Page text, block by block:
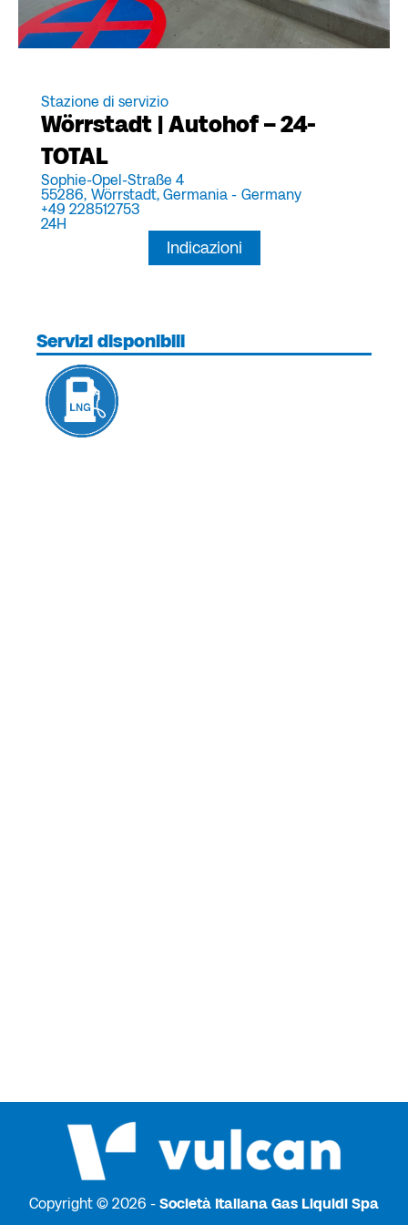
Stazione di servizio
Wörrstadt | Autohof – 24-
TOTAL
Sophie-Opel-Straße 4
55286, Wörrstadt, Germania - Germany
+49 228512753
24H
Indicazioni
Servizi disponibili
Copyright © 2026 - Società Italiana Gas Liquidi Spa